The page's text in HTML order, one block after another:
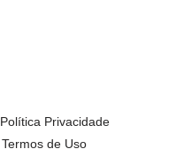
Política Privacidade
Termos de Uso